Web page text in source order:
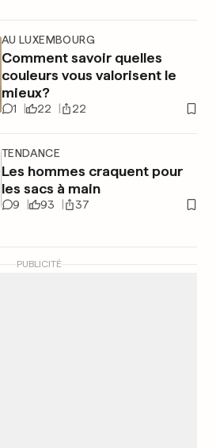
AU LUXEMBOURG
Comment savoir quelles
couleurs vous valorisent le
mieux?
1 22 22
TENDANCE
Les hommes craquent pour
les sacs à main
9 93 37
PUBLICITÉ